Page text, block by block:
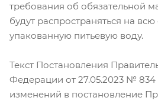
требования об обязательной
будут распространяться на
упакованную питьевую воду.
Текст Постановления
Федерации от 27.05.2023 №
изменений в постановление